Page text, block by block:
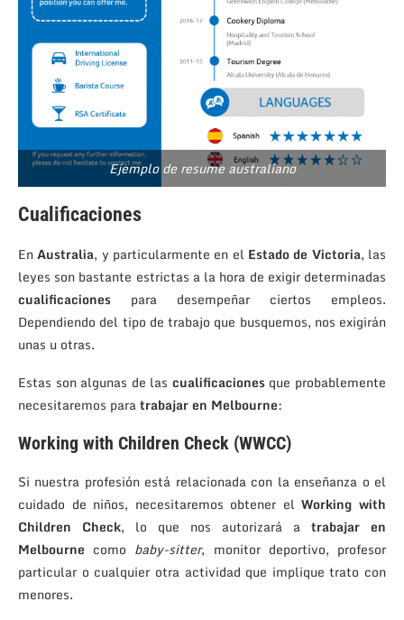
Ejemplo de resume australiano
Cualificaciones
EnAustralia, y particularmente en el Estado de Victoria, las
leyes son bastante estrictas a la hora de exigir determinadas
cualificaciones para desempeñar ciertos empleos.
Dependiendo del tipo de trabajo que busquemos, nos exigirán
unas u otras.
Estas son algunas de las cualificacionesque probablemente
necesitaremos paratrabajar en Melbourne:
Working with Children Check (WWCC)
Si nuestra profesión está relacionada con la enseñanza o el
cuidado de niños, necesitaremos obtener elWorking with
Children Check, lo que nos autorizará a trabajar en
Melbourne como baby-sitter, monitor deportivo, profesor
particular o cualquier otra actividad que implique trato con
menores.